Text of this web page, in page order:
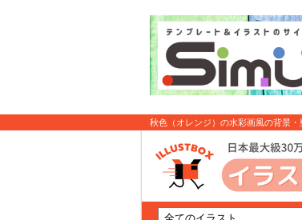
秋色（オレンジ）の水彩画風の背景